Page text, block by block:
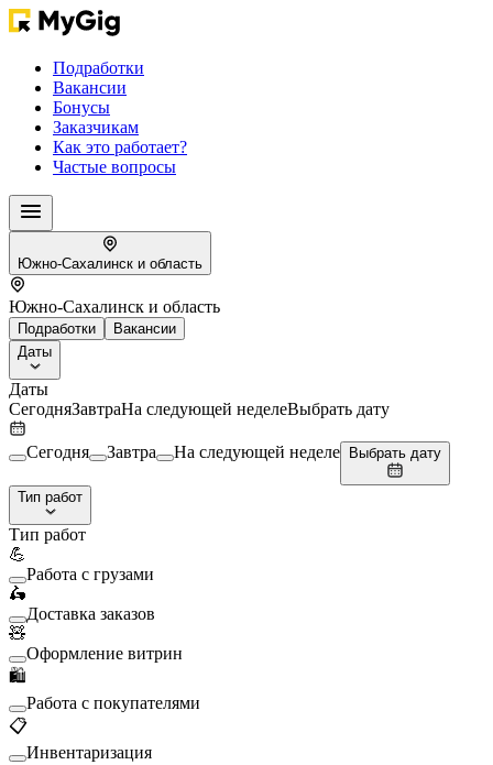
Подработки
Вакансии
Бонусы
Заказчикам
Как это работает?
Частые вопросы
Южно-Сахалинск и область
Южно-Сахалинск и область
Подработки
Вакансии
Даты
Даты
СегодняЗавтраНа следующей неделеВыбрать дату
Сегодня Завтра На следующей неделе Выбрать дату
Тип работ
Тип работ
💪
Работа с грузами
🛵
Доставка заказов
🧸
Оформление витрин
🛍️
Работа с покупателями
📋
Инвентаризация